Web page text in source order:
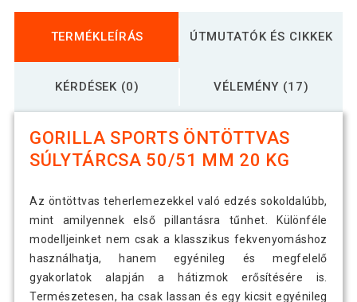
TERMÉKLEÍRÁS ÚTMUTATÓK ÉS CIKKEK
KÉRDÉSEK (0) VÉLEMÉNY (17)
GORILLA SPORTS ÖNTÖTTVAS
SÚLYTÁRCSA 50/51 MM 20 KG
Az öntöttvas teherlemezekkel való edzés sokoldalúbb,
mint amilyennek első pillantásra tűnhet. Különféle
modelljeinket nem csak a klasszikus fekvenyomáshoz
használhatja, hanem egyénileg és megfelelő
gyakorlatok alapján a hátizmok erősítésére is.
Természetesen, ha csak lassan és egy kicsit egyénileg